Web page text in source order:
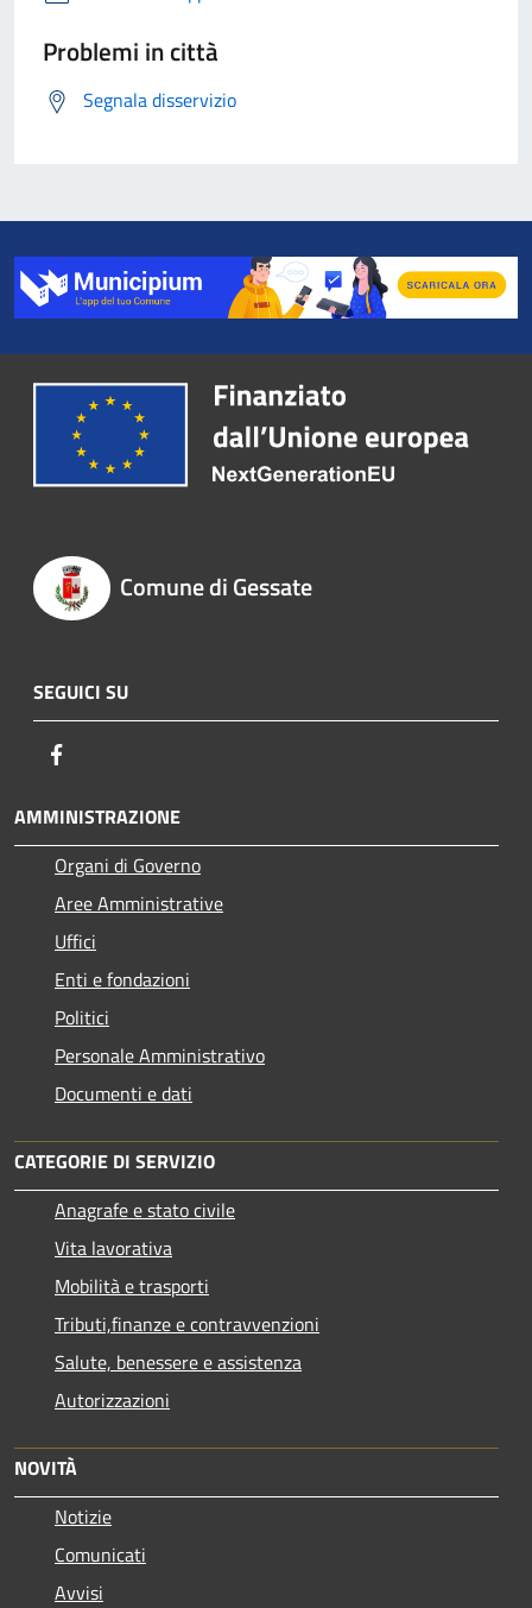
Problemi in città
Segnala disservizio
Comune di Gessate
SEGUICI SU
AMMINISTRAZIONE
Organi di Governo
Aree Amministrative
Uffici
Enti e fondazioni
Politici
Personale Amministrativo
Documenti e dati
CATEGORIE DI SERVIZIO
Anagrafe e stato civile
Vita lavorativa
Mobilità e trasporti
Tributi,finanze e contravvenzioni
Salute, benessere e assistenza
Autorizzazioni
NOVITÀ
Notizie
Comunicati
Avvisi